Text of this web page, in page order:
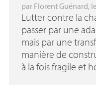
par Florent Guénard,
Lutter contre la
passer par une
mais par une
manière de
à la fois fragile et